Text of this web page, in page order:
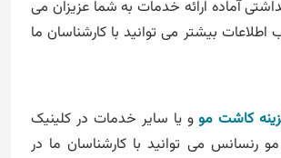
آماده ارائه خدمات به شما عزیزان می
بیشتر می توانید با کارشناسان ما
کاشت موو یا سایر خدمات در کلینیک
می توانید با کارشناسان ما در